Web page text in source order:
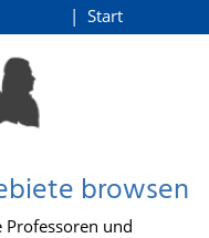
Start
browsen
Professoren und